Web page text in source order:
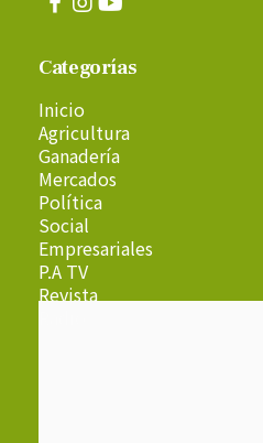
Categorías
Inicio
Agricultura
Ganadería
Mercados
Política
Social
Empresariales
P.A TV
Revista